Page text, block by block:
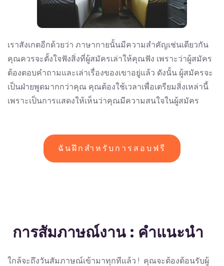
เราสังเกตอีกด้วยว่า ภาษากายนั้นมีความสำคัญเช่นเดียวกัน
คุณควรจะตั้งใจฟังสิ่งที่ผู้สมัครเล่าให้คุณฟัง เพราะว่าผู้สมัคร
ต้องตอบคำถามและเล่าเรื่องของเขาอยู่แล้ว ดังนั้น ผู้สมัครจะ
เป็นฝ่ายพูดมากกว่าคุณ คุณต้องใช้เวลาเพื่อเตรียมสิ่งเหล่านี้
เพราะเป็นการแสดงให้เห็นว่าคุณมีความสนใจในผู้สมัคร
ฉันฝึกสำหรับการสอบฟรี
การสัมภาษณ์งาน : คำแนะนำ
ใกล้จะถึงวันสัมภาษณ์เข้ามาทุกทีแล้ว ! คุณจะต้องต้อนรับผู้